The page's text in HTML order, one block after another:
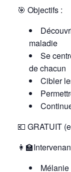
🎯 Objectifs :
maladie
Se
de chacun
Cibler
💶 GRATUIT